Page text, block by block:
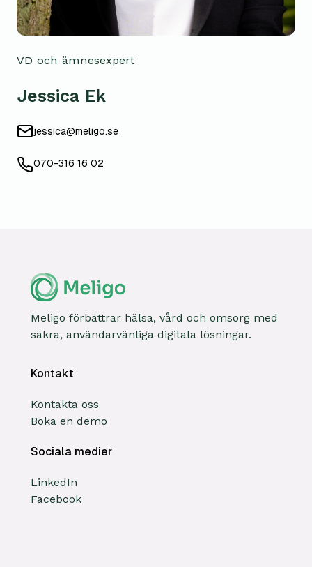
VD och ämnesexpert
Jessica Ek
jessica@meligo.se
070-316 16 02
Meligo förbättrar hälsa, vård och omsorg med
säkra, användarvänliga digitala lösningar.
Kontakt
Kontakta oss
Boka en demo
Sociala medier
LinkedIn
Facebook